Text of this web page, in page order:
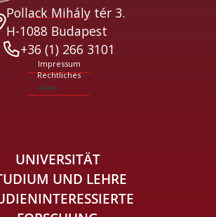
Pollack Mihály tér 3.
H-1088 Budapest
+36 (1) 266 3101
Impressum
Rechtliches
UNIVERSITÄT
UND LEHRE